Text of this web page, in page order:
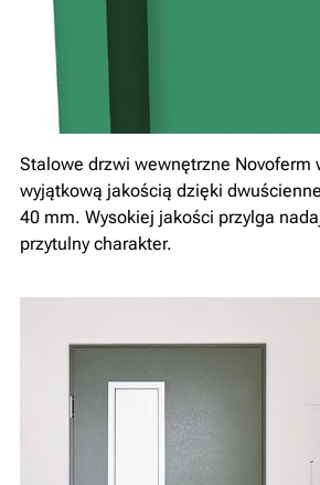
Stalowe drzwi wewnętrzne Novoferm
wyjątkową jakością dzięki
40 mm. Wysokiej jakości przylga
przytulny charakter.